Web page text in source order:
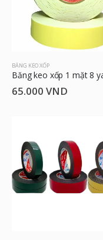
BĂNG KEO XỐP
65.000 VND